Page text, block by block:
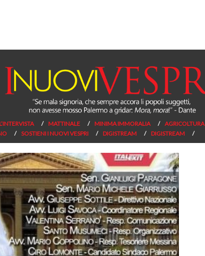
MATTINALE MINIMA IMMORALIA AGRICOLTURA
SOSTIENI I NUOVI VESPRI DIGISTREAM DIGISTREAM